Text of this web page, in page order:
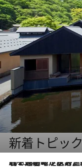
新着トピッ
2026.8.7
【トンボの足水浴】ヒノキの香りに包まれて涼感マックス！約13℃の湧水かけ流しを避暑地「星野温泉 トンボの湯」で体験